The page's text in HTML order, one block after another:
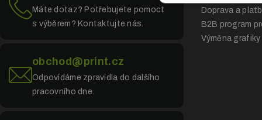
Máte dotaz? Potřebujete pomoct
s výběrem? Kontaktujte nás.
obchod@print.cz
Odpovídáme zpravidla do dalšího
pracovního dne.
Doprava a
B2B program
Výměna grafiky